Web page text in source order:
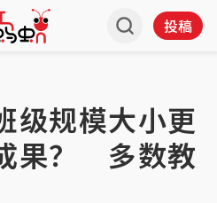
投稿
级规模大小更
果？ 多数教